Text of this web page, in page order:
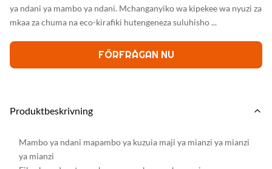
ya ndani ya mambo ya ndani. Mchanganyiko wa kipekee wa nyuzi za
mkaa za chuma na eco-kirafiki hutengeneza suluhisho ...
FÖRFRÅGAN NU
Produktbeskrivning
Mambo ya ndani mapambo ya kuzuia maji ya mianzi ya mianzi
ya mianzi